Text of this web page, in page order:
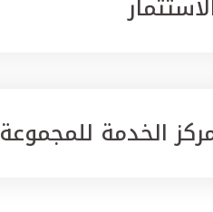
الخدمة للمجموعة